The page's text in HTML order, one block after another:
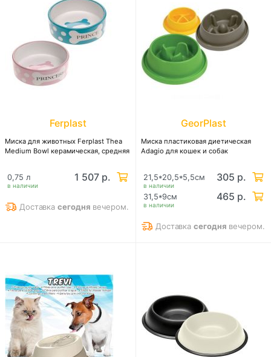
Ferplast
Миска для животных Ferplast Thea
Medium Bowl керамическая, средняя
в наличии
0,75 л 1 507 р.
Доставкасегодня вечером.
GeorPlast
Миска пластиковая диетическая
Adagio для кошек и собак
в наличии
21,5*20,5*5,5см 305 р.
в наличии
31,5*9см 465 р.
Доставкасегодня вечером.